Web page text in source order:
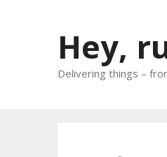
Hey,
Delivering things –